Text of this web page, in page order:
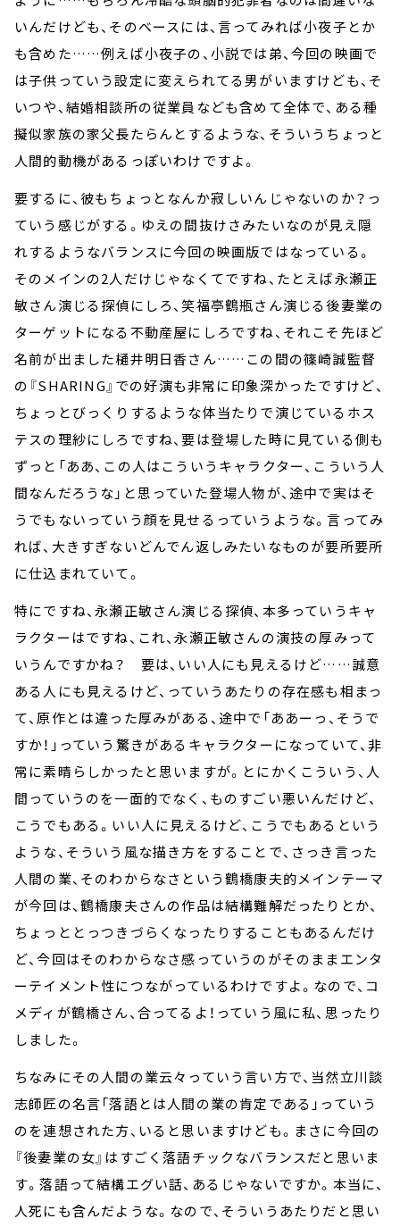
いんだけども、そのベースには、言ってみれば小夜子とか
も含めた……例えば小夜子の、小説では弟、今回の映画で
は子供っていう設定に変えられてる男がいますけども、そ
いつや、結婚相談所の従業員なども含めて全体で、ある種
擬似家族の家父長たらんとするような、そういうちょっと
人間的動機があるっぽいわけですよ。
要するに、彼もちょっとなんか寂しいんじゃないのか？っ
ていう感じがする。ゆえの間抜けさみたいなのが見え隠
れするようなバランスに今回の映画版ではなっている。
そのメインの2人だけじゃなくてですね、たとえば永瀬正
敏さん演じる探偵にしろ、笑福亭鶴瓶さん演じる後妻業の
ターゲットになる不動産屋にしろですね、それこそ先ほど
名前が出ました樋井明日香さん……この間の篠崎誠監督
の『SHARING』での好演も非常に印象深かったですけど、
ちょっとびっくりするような体当たりで演じているホス
テスの理紗にしろですね、要は登場した時に見ている側も
ずっと「ああ、この人はこういうキャラクター、こういう人
間なんだろうな」と思っていた登場人物が、途中で実はそ
うでもないっていう顔を見せるっていうような。言ってみ
れば、大きすぎないどんでん返しみたいなものが要所要所
に仕込まれていて。
特にですね、永瀬正敏さん演じる探偵、本多っていうキャ
ラクターはですね、これ、永瀬正敏さんの演技の厚みって
いうんですかね？ 要は、いい人にも見えるけど……誠意
ある人にも見えるけど、っていうあたりの存在感も相まっ
て、原作とは違った厚みがある、途中で「ああーっ、そうで
すか！」っていう驚きがあるキャラクターになっていて、非
常に素晴らしかったと思いますが。とにかくこういう、人
間っていうのを一面的でなく、ものすごい悪いんだけど、
こうでもある。いい人に見えるけど、こうでもあるという
ような、そういう風な描き方をすることで、さっき言った
人間の業、そのわからなさという鶴橋康夫的メインテーマ
が今回は、鶴橋康夫さんの作品は結構難解だったりとか、
ちょっととっつきづらくなったりすることもあるんだけ
ど、今回はそのわからなさ感っていうのがそのままエンタ
ーテイメント性につながっているわけですよ。なので、コ
メディが鶴橋さん、合ってるよ！っていう風に私、思ったり
しました。
ちなみにその人間の業云々っていう言い方で、当然立川談
志師匠の名言「落語とは人間の業の肯定である」っていう
のを連想された方、いると思いますけども。まさに今回の
『後妻業の女』はすごく落語チックなバランスだと思いま
す。落語って結構エグい話、あるじゃないですか。本当に、
人死にも含んだような。なので、そういうあたりだと思い